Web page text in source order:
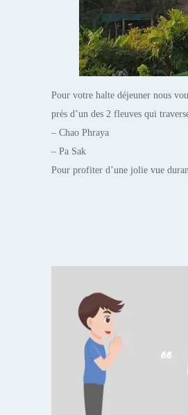
Pour votre halte déjeuner nous
près d’un des 2 fleuves qui
– Chao Phraya
– Pa Sak
Pour profiter d’une jolie vue